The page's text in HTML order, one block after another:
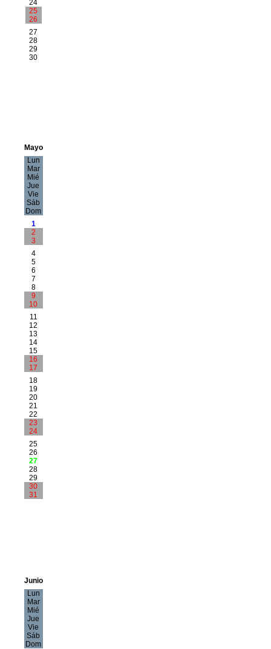
24
25
26
27
28
29
30
Mayo
Lun
Mar
Mié
Jue
Vie
Sáb
Dom
1
2
3
4
5
6
7
8
9
10
11
12
13
14
15
16
17
18
19
20
21
22
23
24
25
26
27
28
29
30
31
Junio
Lun
Mar
Mié
Jue
Vie
Sáb
Dom